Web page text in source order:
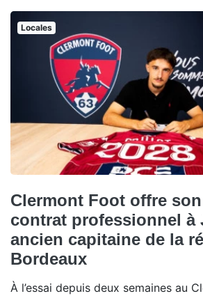
Locales
Clermont Foot offre
contrat professionnel à
ancien capitaine de la
Bordeaux
À l’essai depuis deux semaines au